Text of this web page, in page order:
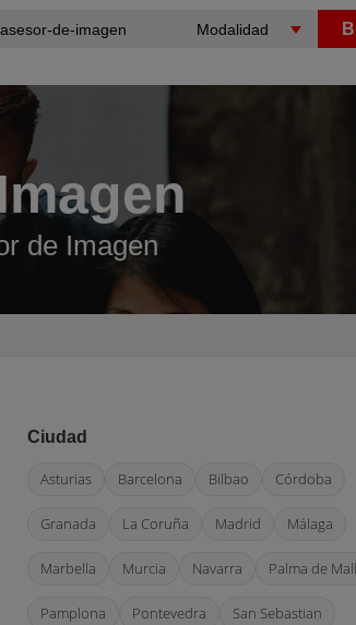
de Imagen
Ciudad
Asturias Barcelona Bilbao Córdoba
Granada La Coruña Madrid Málaga
Marbella Murcia Navarra Palma de
Pamplona Pontevedra San Sebastian